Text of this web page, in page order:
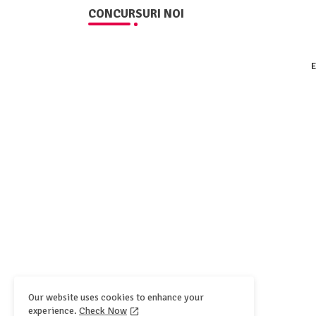
CONCURSURI NOI
Our website uses cookies to enhance your
experience. Check Now